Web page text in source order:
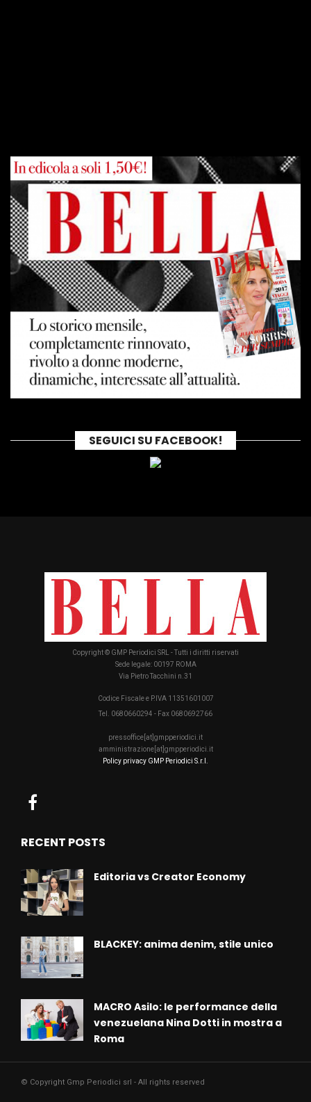
SEGUICI SU FACEBOOK!
Copyright © GMP Periodici SRL - Tutti i diritti riservati
Sede legale: 00197 ROMA
Via Pietro Tacchini n.31
Codice Fiscale e P.IVA 11351601007
Tel. 0680660294 - Fax 0680692766
pressoffice[at]gmpperiodici.it
amministrazione[at]gmpperiodici.it
Policy privacy GMP Periodici S.r.l.
RECENT POSTS
Editoria vs Creator Economy
BLACKEY: anima denim, stile unico
MACRO Asilo: le performance della
venezuelana Nina Dotti in mostra a
Roma
© Copyright Gmp Periodici srl - All rights reserved